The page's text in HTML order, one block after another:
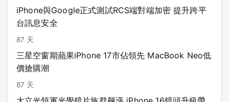
iPhone與Google正式測試RCS端對端加密 提升跨平
台訊息安全
87 天
三星空窗期蘋果iPhone 17市佔領先 MacBook Neo低
價搶購潮
87 天